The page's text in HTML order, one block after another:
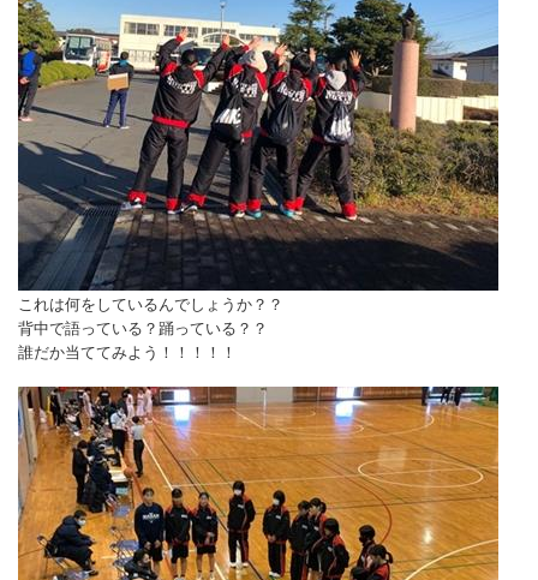
これは何をしているんでしょうか？？
背中で語っている？踊っている？？
誰だか当ててみよう！！！！！